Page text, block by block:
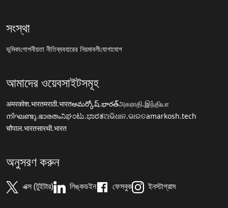
সংস্থা
ভূমিকাগোপনীয়তা নীতিব্যবহারের নিয়মাবলীযোগাযোগ
আমাদের ওয়েবসাইটসমূহ
अमरकोश.भारतमराठी.भारतఅమర్కోష్.భారత్அகராதி.இந்தியா
നിഘണ്ടു.ഭാരതംನಿಘಂಟು.ಭಾರತଅଭିଧାନ.ଭାରତamarkosh.tech
चौपाल.भारतसारथी.भारत
অনুসরণ করুন
এক্স (টুইটার) লিঙ্কডইন ফেসবুক ইনস্টাগ্রাম